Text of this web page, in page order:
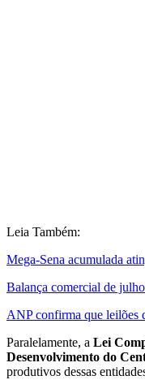
Leia Também:
Mega-Sena acumulada
Balança comercial de
ANP confirma que leilões
Paralelamente, a Lei
Desenvolvimento do
produtivos dessas